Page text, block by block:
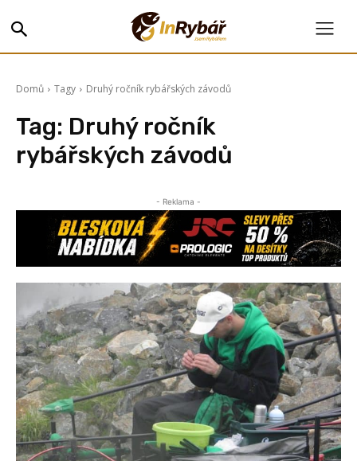
Domů Tagy Druhý ročník rybářských závodů
Tag: Druhý ročník
rybářských závodů
- Reklama -